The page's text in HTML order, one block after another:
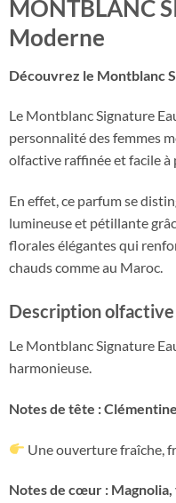
MONTBLANC
Moderne
Découvrez le Montblanc
Le Montblanc Signature
personnalité des femmes
olfactive raffinée et facile
En effet, ce parfum se
lumineuse et pétillante
florales élégantes qui
chauds comme au Maroc.
Description
Le Montblanc Signature
harmonieuse.
Notes de tête : Clémentine
Une ouverture fraîche,
Notes de cœur :